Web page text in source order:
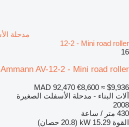
12-2 - Mini road roller
16
Ammann AV-12-2 - Mini road roller
MAD 92,470 €8,600 ≈ $9,936
آلات البناء - مدحلة الأسفلت الصغيرة
2008
430 متر / ساعة
القوة 15.29 kW (20.8 حصان)